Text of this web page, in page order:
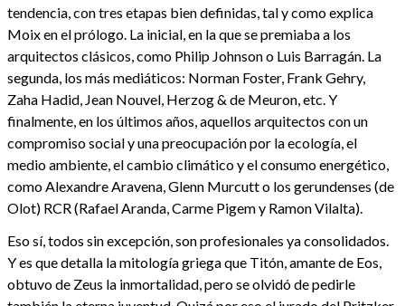
tendencia, con tres etapas bien definidas, tal y como explica
Moix en el prólogo. La inicial, en la que se premiaba a los
arquitectos clásicos, como Philip Johnson o Luis Barragán. La
segunda, los más mediáticos: Norman Foster, Frank Gehry,
Zaha Hadid, Jean Nouvel, Herzog & de Meuron, etc. Y
finalmente, en los últimos años, aquellos arquitectos con un
compromiso social y una preocupación por la ecología, el
medio ambiente, el cambio climático y el consumo energético,
como Alexandre Aravena, Glenn Murcutt o los gerundenses (de
Olot) RCR (Rafael Aranda, Carme Pigem y Ramon Vilalta).
Eso sí, todos sin excepción, son profesionales ya consolidados.
Y es que detalla la mitología griega que Titón, amante de Eos,
obtuvo de Zeus la inmortalidad, pero se olvidó de pedirle